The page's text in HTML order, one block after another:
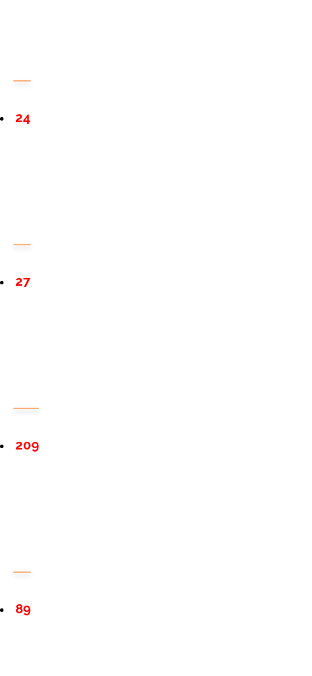
24
27
209
89